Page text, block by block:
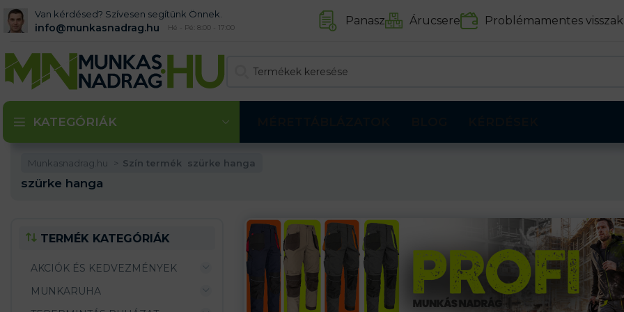
Van kérdésed? Szívesen segítünk Önnek.
info@munkasnadrag.hu Hé - Pé: 8:00 - 17:00 Panasz Árucsere Problémamentes
KATEGÓRIÁK
Munkasnadrag.hu Szín termék szürke hanga
szürke hanga
TERMÉK KATEGÓRIÁK
AKCIÓK ÉS KEDVEZMÉNYEK
MUNKARUHA